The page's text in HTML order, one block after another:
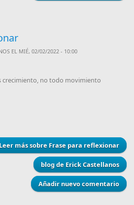
EL MIÉ, 02/02/2022 - 10:00
crecimiento, no todo movimiento
Leer mássobre Frase para reflexionar
blog de Erick Castellanos
Añadir nuevo comentario